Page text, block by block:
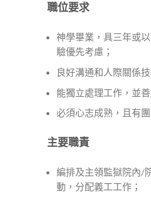
職位要求
神學畢業，具三年或
驗優先考慮；
良好溝通和人際關係技
能獨立處理工作，並
必須心志成熟，且有團
主要職責
編排及主領監獄院內/
動，分配義工工作；